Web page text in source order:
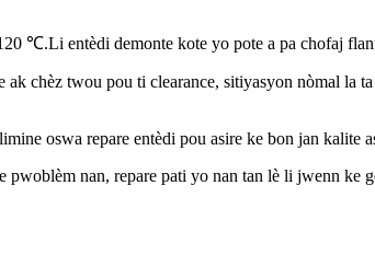
℃.Li entèdi demonte kote yo pote a pa chofaj
chèz twou pou ti clearance, sitiyasyon nòmal la
oswa repare entèdi pou asire ke bon jan kalite
nan, repare pati yo nan tan lè li jwenn ke